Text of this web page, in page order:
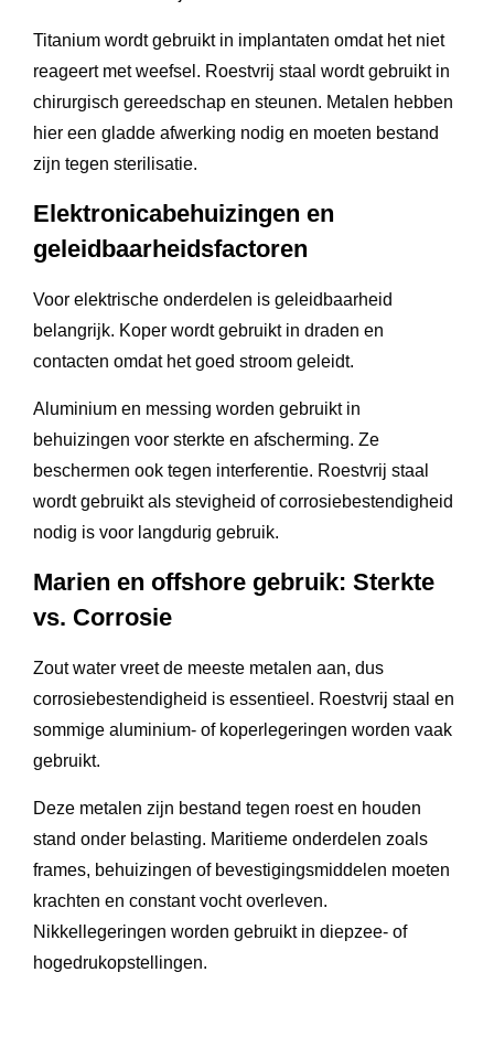
Titanium wordt gebruikt in implantaten omdat het niet
reageert met weefsel. Roestvrij staal wordt gebruikt in
chirurgisch gereedschap en steunen. Metalen hebben
hier een gladde afwerking nodig en moeten bestand
zijn tegen sterilisatie.
Elektronicabehuizingen en
geleidbaarheidsfactoren
Voor elektrische onderdelen is geleidbaarheid
belangrijk. Koper wordt gebruikt in draden en
contacten omdat het goed stroom geleidt.
Aluminium en messing worden gebruikt in
behuizingen voor sterkte en afscherming. Ze
beschermen ook tegen interferentie. Roestvrij staal
wordt gebruikt als stevigheid of corrosiebestendigheid
nodig is voor langdurig gebruik.
Marien en offshore gebruik: Sterkte
vs. Corrosie
Zout water vreet de meeste metalen aan, dus
corrosiebestendigheid is essentieel. Roestvrij staal en
sommige aluminium- of koperlegeringen worden vaak
gebruikt.
Deze metalen zijn bestand tegen roest en houden
stand onder belasting. Maritieme onderdelen zoals
frames, behuizingen of bevestigingsmiddelen moeten
krachten en constant vocht overleven.
Nikkellegeringen worden gebruikt in diepzee- of
hogedrukopstellingen.